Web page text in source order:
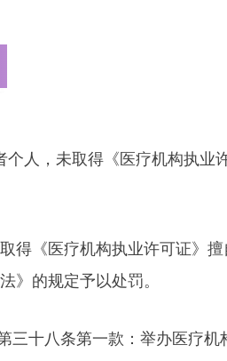
人，未取得《医疗机构执业
得《医疗机构执业许可证》擅
》的规定予以处罚。
三十八条第一款：举办医疗机